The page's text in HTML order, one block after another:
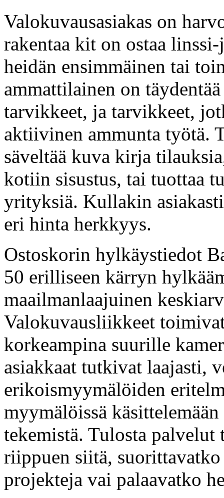
Valokuvausasiakas on
rakentaa kit on ostaa
heidän ensimmäinen tai
ammattilainen on
tarvikkeet, ja tarvikkeet,
aktiivinen ammunta työtä.
säveltää kuva kirja
kotiin sisustus, tai tuottaa
yrityksiä. Kullakin
eri hinta herkkyys.
Ostoskorin hylkäystiedot
50 erilliseen kärryn
maailmanlaajuinen
Valokuvausliikkeet
korkeampina suurille
asiakkaat tutkivat laajasti,
erikoismyymälöiden
myymälöissä
tekemistä. Tulosta
riippuen siitä,
projekteja vai palaavatko